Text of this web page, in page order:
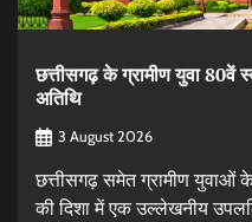
छत्तीसगढ़ के ग्रामीण युवा 80वें
अतिथि
3 August 2026
छत्तीसगढ़ समेत ग्रामीण
की दिशा में एक उल्लेखनीय